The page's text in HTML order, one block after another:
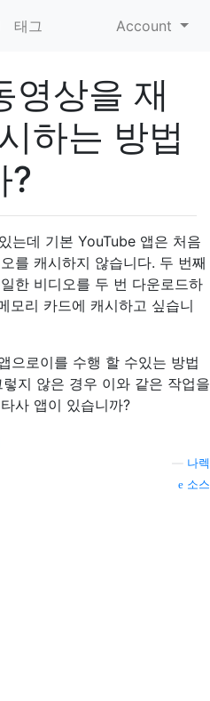
태그 Account
영상을 재
하는 방법
?
는데 기본 YouTube 앱은 처음
를 캐시하지 않습니다. 두 번째
한 비디오를 두 번 다운로드하
모리 카드에 캐시하고 싶습니
으로이를 수행 할 수있는 방법
지 않은 경우 이와 같은 작업을
사 앱이 있습니까?
나렉
소스